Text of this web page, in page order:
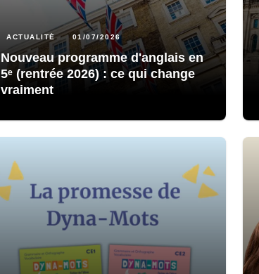
ACTUALITÉ 01/07/2026
Nouveau programme d'anglais en
5ᵉ (rentrée 2026) : ce qui change
vraiment